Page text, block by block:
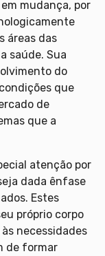
mudança, por
áreas das
saúde. Sua
do
que
de
que a
atenção por
dada ênfase
Estes
próprio corpo
necessidades
de formar